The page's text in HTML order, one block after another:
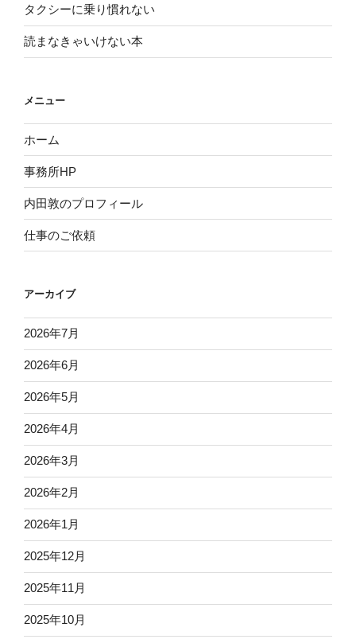
タクシーに乗り慣れない
読まなきゃいけない本
メニュー
ホーム
事務所HP
内田敦のプロフィール
仕事のご依頼
アーカイブ
2026年7月
2026年6月
2026年5月
2026年4月
2026年3月
2026年2月
2026年1月
2025年12月
2025年11月
2025年10月